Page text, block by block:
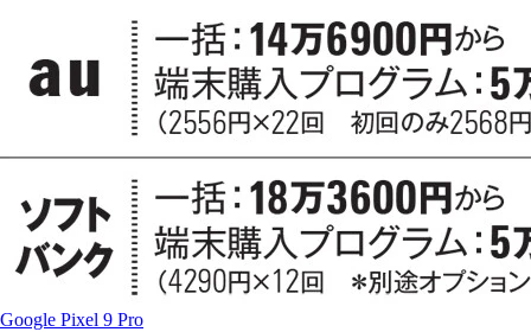
Google Pixel 9 Pro